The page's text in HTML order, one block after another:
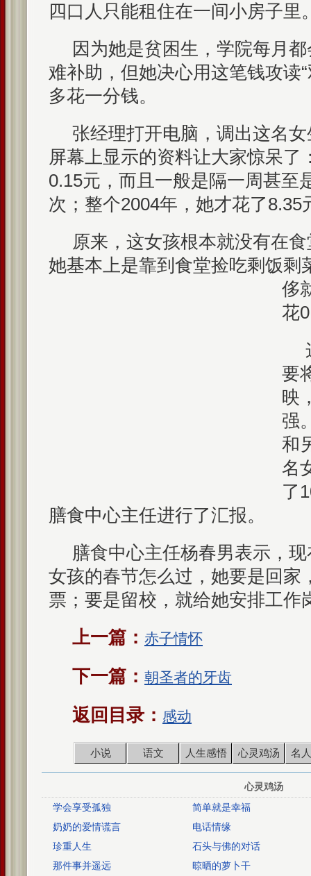
四口人只能租住在一间小房子里
因为她是贫困生，学院每月
难补助，但她决心用这笔钱攻读
多花一分钱。
张经理打开电脑，调出这名
屏幕上显示的资料让大家惊呆了
0.15元，而且一般是隔一周甚至
次；整个2004年，她才花了8.35
原来，这女孩根本就没有在
她基本上是靠到食堂捡吃剩饭剩
侈
花
要
映
强
和
名
了
膳食中心主任进行了汇报。
膳食中心主任杨春男表示，
女孩的春节怎么过，她要是回家
票；要是留校，就给她安排工作
上一篇： 赤子情怀
下一篇： 朝圣者的牙齿
返回目录： 感动
小说 语文 人生感悟 心灵鸡汤 名
心灵鸡汤
学会享受孤独
简单就是幸福
奶奶的爱情谎言
电话情缘
珍重人生
石头与佛的对话
那件事并遥远
晾晒的萝卜干